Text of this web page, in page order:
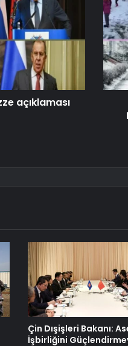
açıklaması
Çin Dışişleri Bakanı:
İşbirliğini